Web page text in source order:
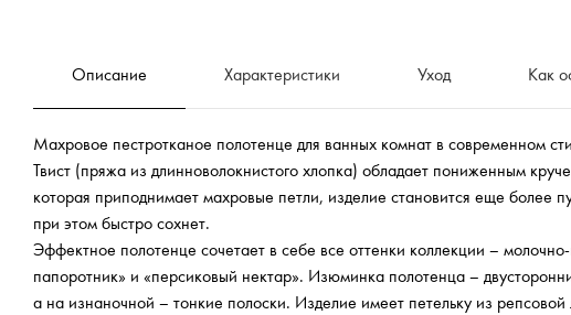
Описание Характеристики Уход Как
Махровое пестротканое полотенце для ванных комнат в современном
Твист (пряжа из длинноволокнистого хлопка) обладает пониженным
которая приподнимает махровые петли, изделие становится еще
при этом быстро сохнет.
Эффектное полотенце сочетает в себе все оттенки коллекции –
папоротник» и «персиковый нектар». Изюминка полотенца –
а на изнаночной – тонкие полоски. Изделие имеет петельку из